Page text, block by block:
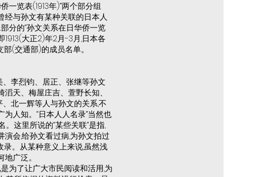
一览表(1913年)”两个部分组
经与孙文有某种关联的日本人
分的“孙文关系在日华侨一览
1913(大正2)年2月-3月,日本各
(交通部)的成员名单。
李烈钧、居正、张继等孙文
天、梅屋庄吉、萱野长知、
北一辉等人与孙文的关系,不
人知。“日本人人名录”当然也
这里所说的“某些关联”是指,
会,给孙文看过病,为孙文拍过
。从某种意义上来说,虽然浅
广泛。
为了让广大市民阅读和活用,为